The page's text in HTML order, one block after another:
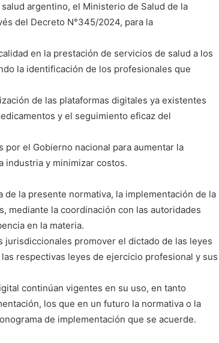
argentino, el Ministerio de Salud de la
del Decreto N°345/2024, para la
en la prestación de servicios de salud a los
la identificación de los profesionales que
de las plataformas digitales ya existentes
y el seguimiento eficaz del
el Gobierno nacional para aumentar la
industria y minimizar costos.
la presente normativa, la implementación de la
mediante la coordinación con las autoridades
en la materia.
promover el dictado de las leyes
respectivas leyes de ejercicio profesional y sus
continúan vigentes en su uso, en tanto
los que en un futuro la normativa o la
de implementación que se acuerde.